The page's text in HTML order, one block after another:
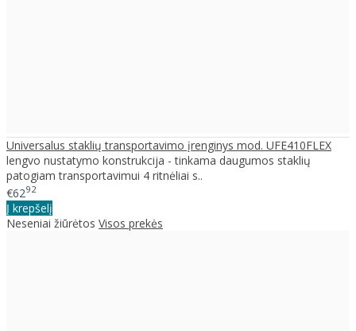
Universalus staklių transportavimo įrenginys mod. UFE410FLEX
lengvo nustatymo konstrukcija - tinkama daugumos staklių
patogiam transportavimui 4 ritnėliai s..
€6292
Į krepšelį
Neseniai žiūrėtos Visos prekės